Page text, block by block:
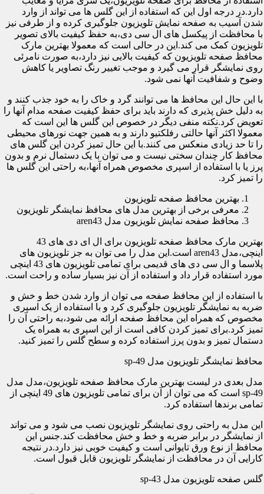
دارد.در درجه اول این که استفاده از این گلس ها می تواند از وارد
شدن آسیب به صفحه نمایش تلویزیون جلوگیری کرده و از طرفی نیز
با محافظت از پیکسل های ال سی دی،به حفظ کیفیت بالای تصویر
تلویزیون کمک می کند.این در حالی است که معمولا بهترین مارک
محافظ صفحه تلویزیون که کیفیت بالایی نیز دارد،به صورت نامرئی
روی نمایشگر قرار می گیرد و موجب تغییر رنگ تصاویر یا کاهش
وضوح و شفافیت آنها نمی شود.
با این حال این محافظ ها می توانند گرد و خاک را به خود جذب کنند و
به دلیل خش پذیری که دارند باید برای حفظ کیفیت صفحه مدام آنها را
تعویض کرد.نکته منفی دیگر در خصوص این گلس ها این است که
معمولا اکثر آنها حالتی رفلکتیو دارند و به همین جهت نورهای محیطی
را تا حد زیادی منعکس می کنند.با این حال تمیز کردن این گلس های
محافظ کار چندان سختی نیست و می توان با یک دستمال نرم و بدون
پرز یا با استفاده از اسپری مخصوص همراه آنها،به راحتی این گلس ها
را تمیز کرد.
بهترین محافظ صفحه تلویزیون
معرفی برخی از بهترین مدل های محافظ نمایشگر تلویزیون
محافظ صفحه نمایش تلویزیون مدل aren43
بهترین مارک محافظ صفحه تلویزیون برای ال ای دی های 43
اینچی،مدل aren43 است.این مدل را می توان به جز تلویزیون های
پلاسما و ال سی دی های قدیمی برای تمامی تلویزیون های 43 اینچی
مورد استفاده قرار داد و استفاده از آن نیز بسیار ساده و راحت است.
با استفاده از این محافظ صفحه می توان از وارد شدن خط و خش و
ضربه به نمایشگر تلویزیون جلوگیری کرد و با استفاده از یک اسپری
مخصوص که همراه این محافظ صفحه ارائه می شود،به راحتی آن را
تمیز کرد.برای تمیز کردن کافی است از این اسپری به همراه یک
دستمال تمیز و بدون پرز استفاده کرده و سطح گلس را تمیز کنید.
محافظ نمایشگر تلویزیون مدل sp-49
مدل بعدی در لیست بهترین مارک محافظ صفحه تلویزیون،مدل مدل
sp-49 است که می توان از آن برای تمامی تلویزیون های 49 اینچی از
تمامی برندها استفاده کرد.
این مدل به راحتی روی نمایشگر تلویزیون نصب می شود و می تواند
از نمایشگر در برابر ضربه و خط و خش محافظت کند.جنس این
محافظ از نوع ورق تایوانی است و کیفیت خوبی نیز دارد.در نتیجه
کارایی آن در محافظت از نمایشگر تلویزیون قابل قبول است.
گلس صفحه تلویزیون مدل sp-43